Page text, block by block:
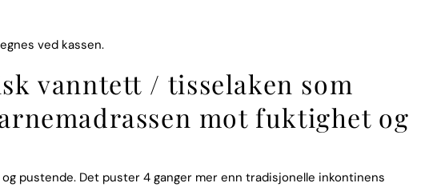
Åpne media 2 i
ved kassen.
vanntett / tisselaken som
mot fuktighet og
pustende. Det puster 4 ganger mer enn tradisjonelle inkontinens